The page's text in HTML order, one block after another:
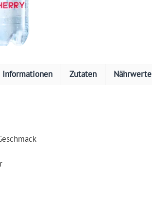
Informationen Zutaten Nährwerte